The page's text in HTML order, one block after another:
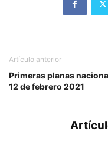
Artículo anterior
Primeras planas
12 de febrero 2021